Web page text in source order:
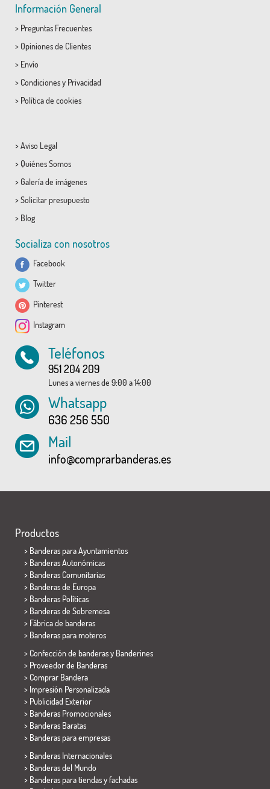
Información General
> Preguntas Frecuentes
> Opiniones de Clientes
> Envío
> Condicionesy Privacidad
> Política de cookies
> Aviso Legal
> Quiénes Somos
> Galería de imágenes
> Solicitar presupuesto
> Blog
Socializa con nosotros
Facebook
Twitter
Pinterest
Instagram
Teléfonos
951 204 209
Lunes a viernes de 9:00 a 14:00
Whatsapp
636 256 550
Mail
info@comprarbanderas.es
Productos
> Banderas para Ayuntamientos
> Banderas Autonómicas
> Banderas Comunitarias
> Banderas de Europa
> Banderas Políticas
> Banderas de Sobremesa
> Fábrica de banderas
> Banderas para moteros
> Confección de banderas y Banderines
> Proveedor de Banderas
> Comprar Bandera
> Impresión Personalizada
> Publicidad Exterior
> Banderas Promocionales
> Banderas Baratas
> Banderas para empresas
> Banderas Internacionales
> Banderas del Mundo
> Banderas para tiendas y fachadas